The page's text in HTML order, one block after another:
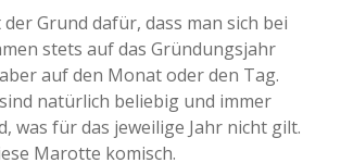
Grund dafür, dass man sich bei
stets auf das Gründungsjahr
auf den Monat oder den Tag.
natürlich beliebig und immer
was für das jeweilige Jahr nicht gilt.
Marotte komisch.